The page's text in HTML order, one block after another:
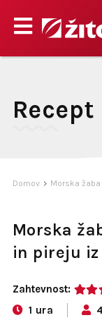
Recept
Domov Morska
Morska
in pireju iz
Zahtevnost:
1 ura